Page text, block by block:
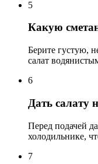
5
Какую
Берите густую,
салат
6
Дать салату
Перед подачей
холодильнике,
7